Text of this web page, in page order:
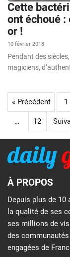
Cette
ont échoué
or !
10 février 2018
Pendant des
magiciens,
« Précédent 1
… 12
À PROPOS
Depuis plus de 10
la qualité de ses
ses millions de
des
engagées de